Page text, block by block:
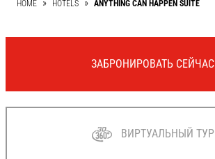
HOME HOTELS ANYTHING CAN HAPPEN SUITE
ЗАБРОНИРОВАТЬ СЕЙЧАС
ВИРТУАЛЬНЫЙ ТУР